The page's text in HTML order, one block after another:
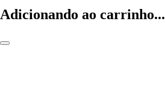
Adicionando ao carrinho...